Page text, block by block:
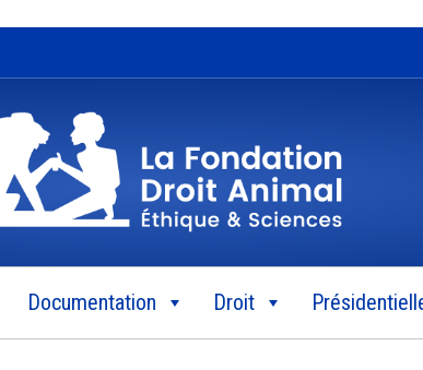
Documentation Droit